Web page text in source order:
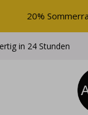
in 24 Stunden
20%